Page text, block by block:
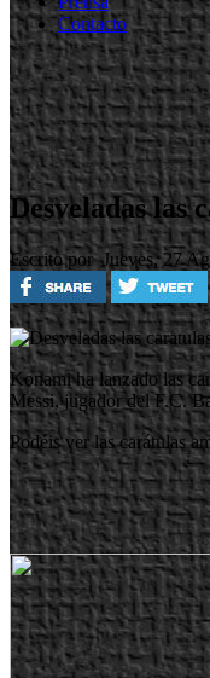
Contacto
Desveladas las
Escrito porJueves, 27
Konami ha lanzado las
Messi, jugador del F.C.
Podéis ver las carátulas